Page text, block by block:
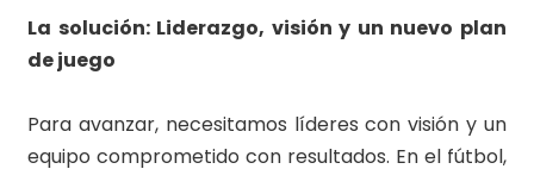
La solución: Liderazgo, visión y un nuevo plan
de juego
Para avanzar, necesitamos líderes con visión y un
equipo comprometido con resultados. En el fútbol,